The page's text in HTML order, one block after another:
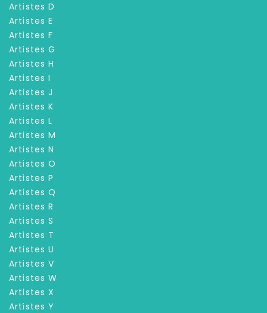
Artistes D
Artistes E
Artistes F
Artistes G
Artistes H
Artistes I
Artistes J
Artistes K
Artistes L
Artistes M
Artistes N
Artistes O
Artistes P
Artistes Q
Artistes R
Artistes S
Artistes T
Artistes U
Artistes V
Artistes W
Artistes X
Artistes Y